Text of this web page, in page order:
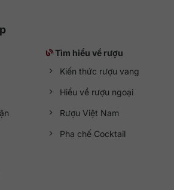
Tìm hiểu về rượu
Kiến thức rượu vang
Hiểu về rượu ngoại
Rượu Việt Nam
Pha chế Cocktail